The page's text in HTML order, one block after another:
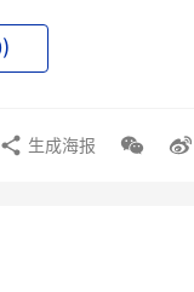
)
生成海报